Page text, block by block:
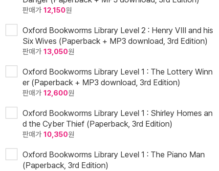
판매가 12,150원
Oxford Bookworms Library Level 2 : Henry VIII and his
Six Wives (Paperback + MP3 download, 3rd Edition)
판매가 13,050원
Oxford Bookworms Library Level 1 : The Lottery Winn
er (Paperback + MP3 download, 3rd Edition)
판매가 12,600원
Oxford Bookworms Library Level 1 : Shirley Homes an
d the Cyber Thief (Paperback, 3rd Edition)
판매가 10,350원
Oxford Bookworms Library Level 1 : The Piano Man
(Paperback, 3rd Edition)